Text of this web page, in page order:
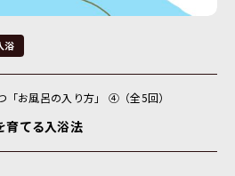
浴
お風呂の入り方」 ④（全5回）
育てる入浴法